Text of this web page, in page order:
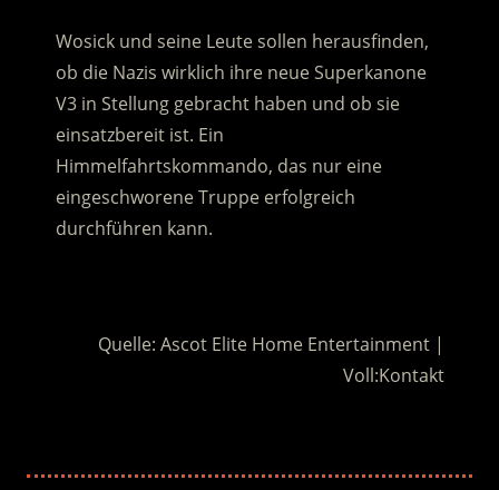
Wosick und seine Leute sollen herausfinden,
ob die Nazis wirklich ihre neue Superkanone
V3 in Stellung gebracht haben und ob sie
einsatzbereit ist. Ein
Himmelfahrtskommando, das nur eine
eingeschworene Truppe erfolgreich
durchführen kann.
Quelle: Ascot Elite Home Entertainment |
Voll:Kontakt